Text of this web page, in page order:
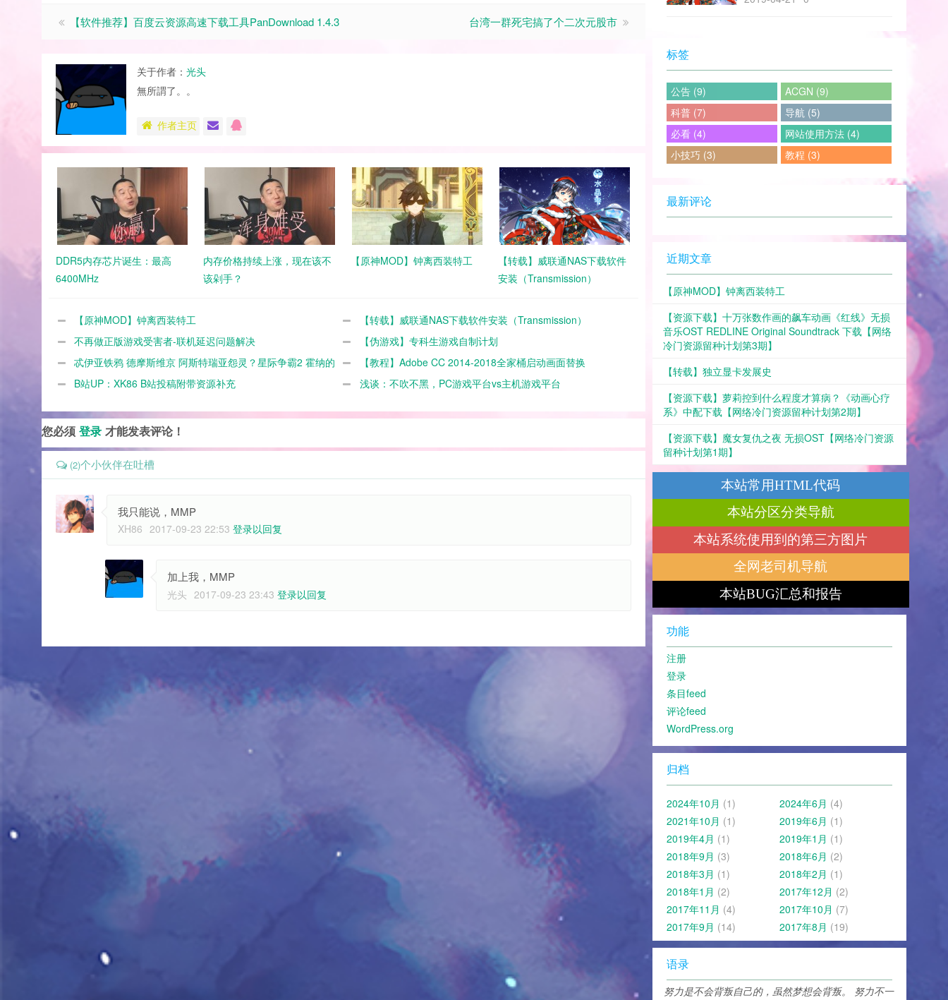
【软件推荐】百度云资源高速下载工具PanDownload 1.4.3 台湾一群死宅搞了个二次元股市
关于作者： 光头
無所謂了。。
作者主页
DDR5内存芯片诞生：最高
6400MHz
内存价格持续上涨，现在该不
该剁手？
【原神MOD】钟离西装特工
【转载】威联通NAS下载软件
安装（Transmission）
【原神MOD】钟离西装特工
【转载】威联通NAS下载软件安装（Transmission）
不再做正版游戏受害者-联机延迟问题解决
【伪游戏】专科生游戏自制计划
忒伊亚铁鸦 德摩斯维京 阿斯特瑞亚怨灵？星际争霸2 霍纳的
帝国舰队单位名称由来
【教程】Adobe CC 2014-2018全家桶启动画面替换
B站UP：XK86 B站投稿附带资源补充
浅谈：不吹不黑，PC游戏平台vs主机游戏平台
您必须 登录 才能发表评论！
(2)个小伙伴在吐槽
我只能说，MMP
XH86 2017-09-23 22:53 登录以回复
加上我，MMP
光头 2017-09-23 23:43 登录以回复
标签
公告 (9)
ACGN (9)
科普 (7)
导航 (5)
必看 (4)
网站使用方法 (4)
小技巧 (3)
教程 (3)
最新评论
近期文章
【原神MOD】钟离西装特工
【资源下载】十万张数作画的飙车动画《红线》无损
音乐OST REDLINE Original Soundtrack 下载【网络
冷门资源留种计划第3期】
【转载】独立显卡发展史
【资源下载】萝莉控到什么程度才算病？《动画心疗
系》中配下载【网络冷门资源留种计划第2期】
【资源下载】魔女复仇之夜 无损OST【网络冷门资源
留种计划第1期】
本站常用HTML代码
本站分区分类导航
本站系统使用到的第三方图片
全网老司机导航
本站BUG汇总和报告
功能
注册
登录
条目feed
评论feed
WordPress.org
归档
2024年10月 (1) 2024年6月 (4)
2021年10月 (1) 2019年6月 (1)
2019年4月 (1) 2019年1月 (1)
2018年9月 (3) 2018年6月 (2)
2018年3月 (1) 2018年2月 (1)
2018年1月 (2) 2017年12月 (2)
2017年11月 (4) 2017年10月 (7)
2017年9月 (14) 2017年8月 (19)
语录
努力是不会背叛自己的，虽然梦想会背叛。 努力不一